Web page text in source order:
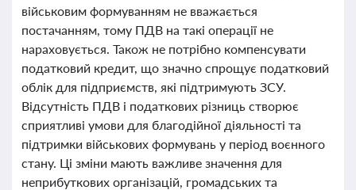
військовим формуванням не вважається
постачанням, тому ПДВ на такі операції не
нараховується. Також не потрібно компенсувати
податковий кредит, що значно спрощує податковий
облік для підприємств, які підтримують ЗСУ.
Відсутність ПДВ і податкових різниць створює
сприятливі умови для благодійної діяльності та
підтримки військових формувань у період воєнного
стану. Ці зміни мають важливе значення для
неприбуткових організацій, громадських та